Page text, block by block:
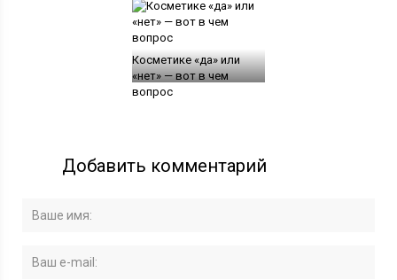
Косметике «да» или
«нет» — вот в чем
вопрос
Добавить комментарий